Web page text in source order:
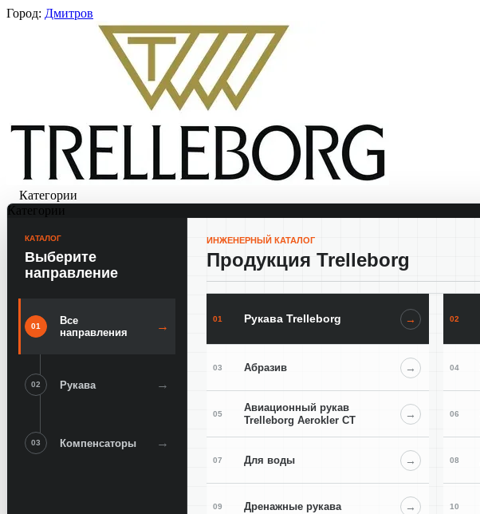
Город: Дмитров
Категории
Категории
КАТАЛОГ
Выберите
направление
01
Все
направления
→
02 Рукава →
03 Компенсаторы →
ИНЖЕНЕРНЫЙ КАТАЛОГ
Продукция Trelleborg
01 Рукава Trelleborg → 02
03 Абразив → 04
05
Авиационный рукав
Trelleborg Aerokler CT
→ 06
07 Для воды → 08
09 Дренажные рукава → 10